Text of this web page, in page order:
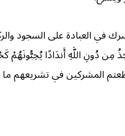
العبادة على السجود
دُونِ اللَّهِ أَندَادًا يُحِبُّونَهُمْ
المشركين في تشريعهم ما